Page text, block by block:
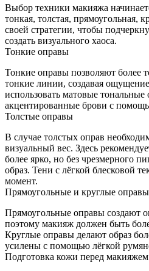
Выбор техники макияжа
тонкая, толстая, прямоугольная,
своей стратегии, чтобы
создать визуального хаоса.
Тонкие оправы
Тонкие оправы позволяют более
тонкие линии, создавая
использовать матовые тональные
акцентированные брови с
Толстые оправы
В случае толстых оправ
визуальный вес. Здесь
более ярко, но без чрезмерного
образ. Тени с лёгкой блесковой
момент.
Прямоугольные и круглые оправы
Прямоугольные оправы создают
поэтому макияж должен быть
Круглые оправы делают образ
усилены с помощью лёгкой
Подготовка кожи перед макияжем